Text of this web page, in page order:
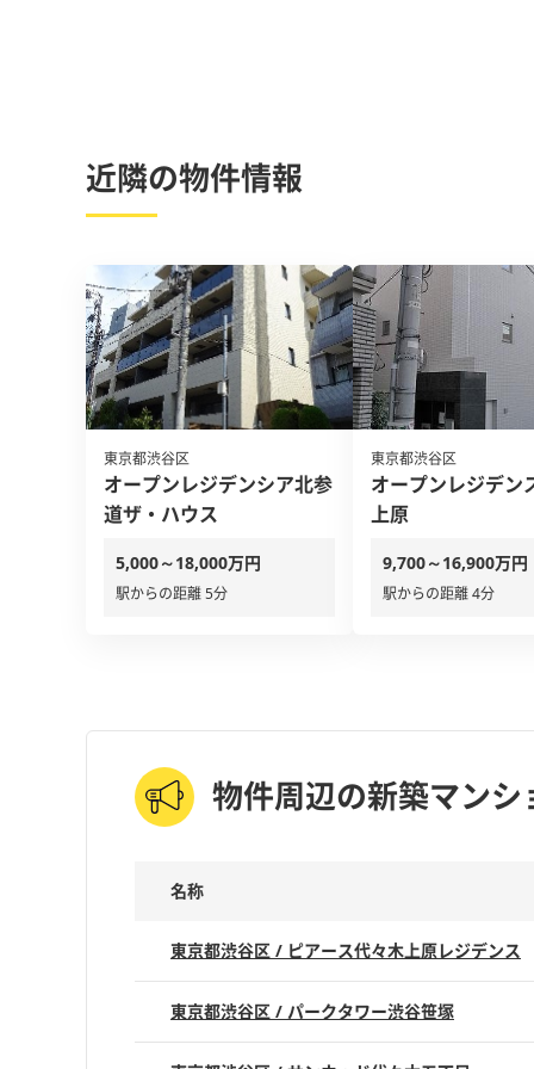
近隣の物件情報
東京都渋谷区
オープンレジデンシア北参
道ザ・ハウス
5,000～18,000万円
駅からの距離 5分
東京都渋谷区
オープンレジデン
上原
9,700～16,900万円
駅からの距離 4分
物件周辺の新築マンシ
名称
東京都渋谷区 / ピアース代々木上原レジデンス
東京都渋谷区 / パークタワー渋谷笹塚